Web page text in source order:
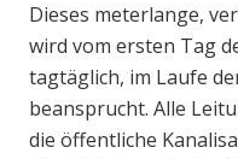
Dieses meterlange,
wird vom ersten Tag
tagtäglich, im Laufe
beansprucht. Alle
die öffentliche